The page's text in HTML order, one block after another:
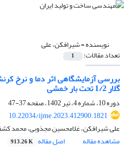
نویسنده =شیرافکن، علی
تعداد مقالات: 1
بررسی آزمایشگاهی اثر دما و نرخ
گلار 1/2 تحت بار خمشی
دوره 10، شماره 4، تیر 1402، صفحه
37-47
10.22034/ijme.2023.412900.1821
علی شیرافکن، غلامحسین مجذوبی، محمد
مشاهده مقاله
اصل مقاله 913.26 K